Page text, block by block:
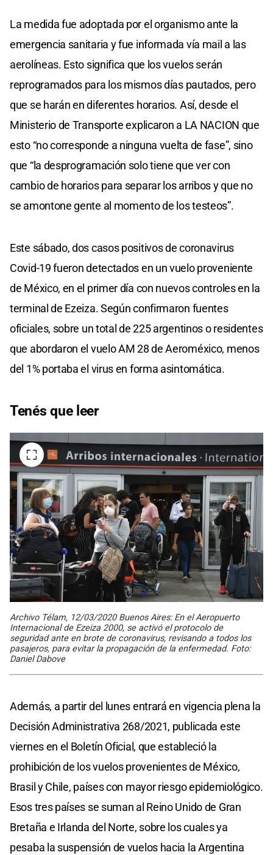
La medida fue adoptada por el organismo ante la
emergencia sanitaria y fue informada vía mail a las
aerolíneas. Esto significa que los vuelos serán
reprogramados para los mismos días pautados, pero
que se harán en diferentes horarios. Así, desde el
Ministerio de Transporte explicaron a LA NACION que
esto “no corresponde a ninguna vuelta de fase”, sino
que “la desprogramación solo tiene que ver con
cambio de horarios para separar los arribos y que no
se amontone gente al momento de los testeos”.
Este sábado, dos casos positivos de coronavirus
Covid-19 fueron detectados en un vuelo proveniente
de México, en el primer día con nuevos controles en la
terminal de Ezeiza. Según confirmaron fuentes
oficiales, sobre un total de 225 argentinos o residentes
que abordaron el vuelo AM 28 de Aeroméxico, menos
del 1% portaba el virus en forma asintomática.
Tenés que leer
Archivo Télam, 12/03/2020 Buenos Aires: En el Aeropuerto
Internacional de Ezeiza 2000, se activó el protocolo de
seguridad ante en brote de coronavirus, revisando a todos los
pasajeros, para evitar la propagación de la enfermedad. Foto:
Daniel Dabove
Además, a partir del lunes entrará en vigencia plena la
Decisión Administrativa 268/2021, publicada este
viernes en el Boletín Oficial, que estableció la
prohibición de los vuelos provenientes de México,
Brasil y Chile, países con mayor riesgo epidemiológico.
Esos tres países se suman al Reino Unido de Gran
Bretaña e Irlanda del Norte, sobre los cuales ya
pesaba la suspensión de vuelos hacia la Argentina